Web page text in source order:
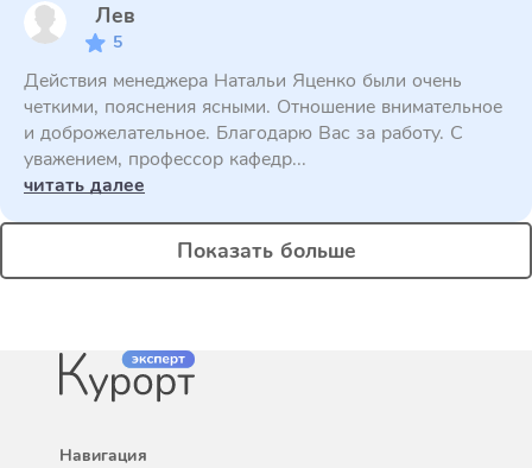
Лев
5
Действия менеджера Натальи Яценко были очень
четкими, пояснения ясными. Отношение внимательное
и доброжелательное. Благодарю Вас за работу. С
уважением, профессор кафедр...
читать далее
Показать больше
Навигация